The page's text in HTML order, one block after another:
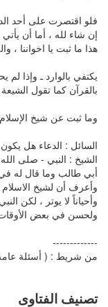
فلو اقتصرت على أحد
إن شاء لله ، أما أن
هذا ما ثبت يا اخواننا ،
يكتفي بالوارد ـ وإذا
بالقرآن كما تقول
وما ثبت عن شيخ
السائل : الدعاء هل يكون
الشيخ : النبي - صلى
أبي طالب وما قال له
وأعرف أن لشيخ الاسلام
وأحياناً لا يوتر ، لكن
ولحسن في بعض
-------------
من شريط : ( أسئلة
تصنيف الفتاوى